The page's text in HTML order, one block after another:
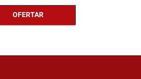
OFERTAR